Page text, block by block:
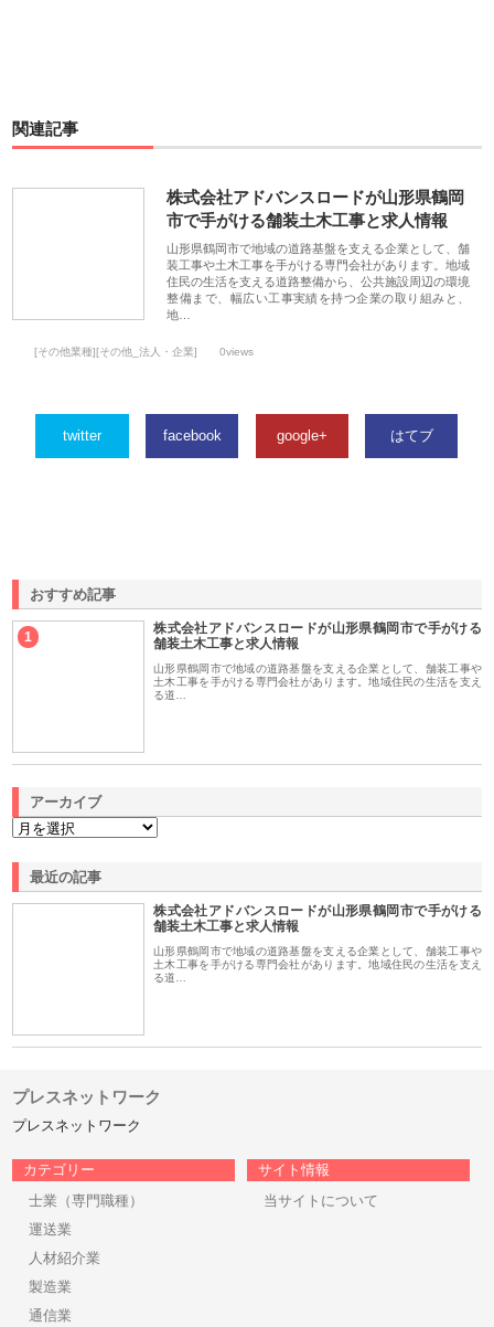
関連記事
株式会社アドバンスロードが山形県鶴岡
市で手がける舗装土木工事と求人情報
山形県鶴岡市で地域の道路基盤を支える企業として、舗
装工事や土木工事を手がける専門会社があります。地域
住民の生活を支える道路整備から、公共施設周辺の環境
整備まで、幅広い工事実績を持つ企業の取り組みと、
地…
[その他業種][その他_法人・企業] 0views
twitter facebook google+ はてブ
おすすめ記事
1
株式会社アドバンスロードが山形県鶴岡市で手がける
舗装土木工事と求人情報
山形県鶴岡市で地域の道路基盤を支える企業として、舗装工事や
土木工事を手がける専門会社があります。地域住民の生活を支え
る道…
アーカイブ
最近の記事
株式会社アドバンスロードが山形県鶴岡市で手がける
舗装土木工事と求人情報
山形県鶴岡市で地域の道路基盤を支える企業として、舗装工事や
土木工事を手がける専門会社があります。地域住民の生活を支え
る道…
プレスネットワーク
プレスネットワーク
カテゴリー
士業（専門職種）
運送業
人材紹介業
製造業
通信業
サイト情報
当サイトについて